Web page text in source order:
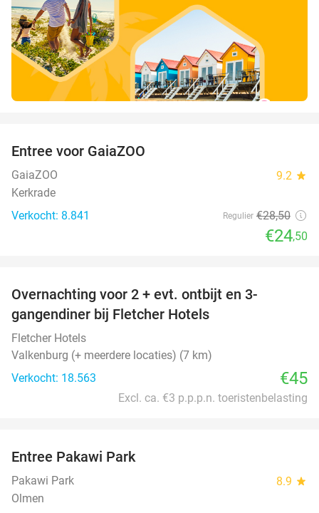
Entree voor GaiaZOO
GaiaZOO 9.2 star
Kerkrade
Verkocht: 8.841
Regulier €28,50
€24,50
Overnachting voor 2 + evt. ontbijt en 3-
gangendiner bij Fletcher Hotels
Fletcher Hotels
Valkenburg (+ meerdere locaties) (7 km)
Verkocht: 18.563
€45
Excl. ca. €3 p.p.p.n. toeristenbelasting
Entree Pakawi Park
Pakawi Park 8.9 star
Olmen